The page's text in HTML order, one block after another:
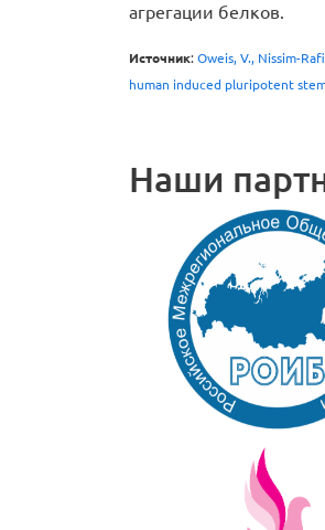
агрегации белков.
Источник: Oweis, V., Nissim-
human induced pluripotent
Наши